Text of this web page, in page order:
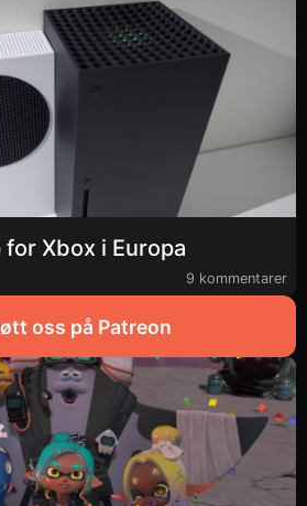
Xbox i Europa
9 kommentarer
oss på Patreon